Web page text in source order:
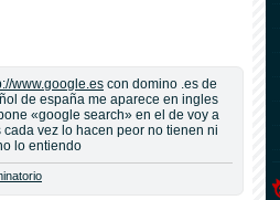
www.google.es con domino .es de
de españa me aparece en ingles
«google search» en el de voy a
vez lo hacen peor no tienen ni
lo entiendo